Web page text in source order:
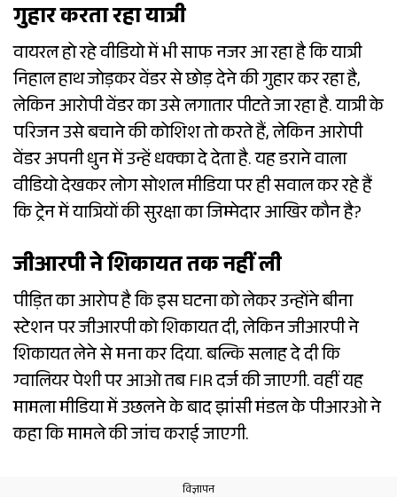
गुहार करता रहा यात्री
वायरल हो रहे वीडियो में भी साफ नजर आ रहा है कि यात्री
निहाल हाथ जोड़कर वेंडर से छोड़ देने की गुहार कर रहा है,
लेकिन आरोपी वेंडर का उसे लगातार पीटते जा रहा है. यात्री के
परिजन उसे बचाने की कोशिश तो करते हैं, लेकिन आरोपी
वेंडर अपनी धुन में उन्हें धक्का दे देता है. यह डराने वाला
वीडियो देखकर लोग सोशल मीडिया पर ही सवाल कर रहे हैं
कि ट्रेन में यात्रियों की सुरक्षा का जिम्मेदार आखिर कौन है?
जीआरपी ने शिकायत तक नहीं ली
पीड़ित का आरोप है कि इस घटना को लेकर उन्होंने बीना
स्टेशन पर जीआरपी को शिकायत दी, लेकिन जीआरपी ने
शिकायत लेने से मना कर दिया. बल्कि सलाह दे दी कि
ग्वालियर पेशी पर आओ तब FIR दर्ज की जाएगी. वहीं यह
मामला मीडिया में उछलने के बाद झांसी मंडल के पीआरओ ने
कहा कि मामले की जांच कराई जाएगी.